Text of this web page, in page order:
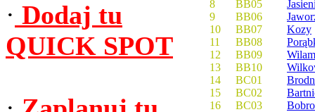
· Dodaj tu
QUICK SPOT
8
BB05
9
BB06
10
BB07
Kozy
11
BB08
12
BB09
13
BB10
14
BC01
15
BC02
16
BC03